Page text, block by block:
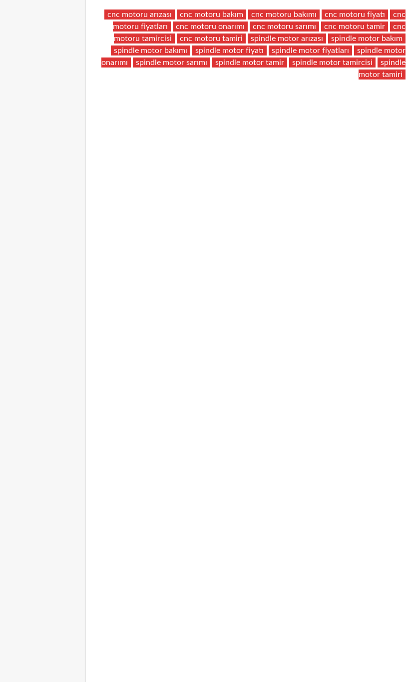
cnc motoru arızası cnc motoru bakım cnc motoru bakımı cnc motoru fiyatı
cnc
motoru fiyatları
cnc motoru onarımı cnc motoru sarımı cnc motoru tamir
cnc
motoru tamircisi
cnc motoru tamiri spindle motor arızası
spindle motor bakım
spindle motor bakımı
spindle motor fiyatı spindle motor fiyatları
spindle motor
onarımı
spindle motor sarımı spindle motor tamir spindle motor tamircisi
spindle
motor tamiri